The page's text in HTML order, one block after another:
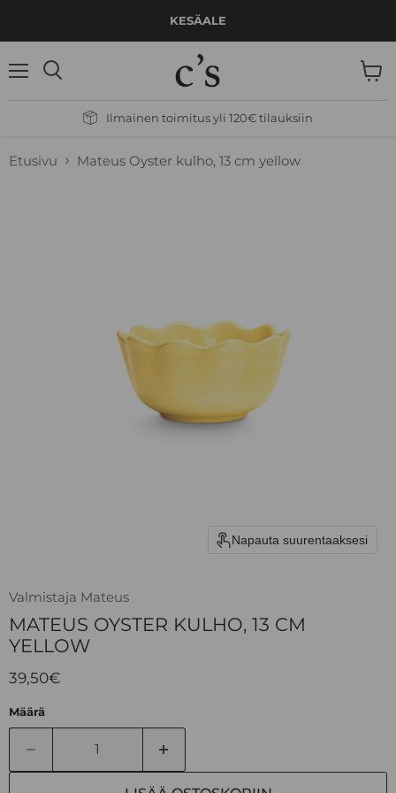
KESÄALE
Ilmainen toimitus yli 120€ tilauksiin
Etusivu Mateus Oyster kulho, 13 cm yellow
Napauta suurentaaksesi
Valmistaja Mateus
MATEUS OYSTER KULHO, 13 CM
YELLOW
Nykyinen hinta
39,50€
Määrä